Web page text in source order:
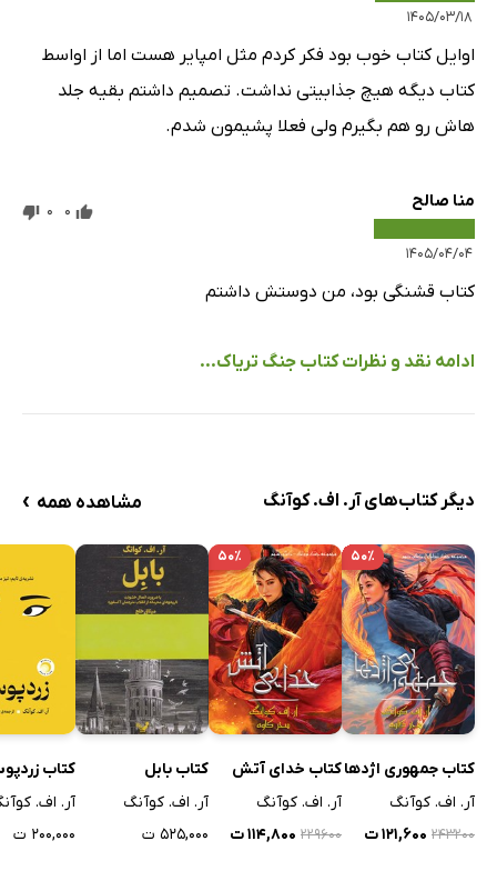
۱۴۰۵/۰۳/۱۸
اوایل کتاب خوب بود فکر کردم مثل امپایر هست اما از اواسط
کتاب دیگه هیچ جذابیتی نداشت. تصمیم داشتم بقیه جلد
هاش رو هم بگیرم ولی فعلا پشیمون شدم.
منا صالح
۱۴۰۵/۰۴/۰۴
0
0
کتاب قشنگی بود، من دوستش داشتم
ادامه نقد و نظرات کتاب جنگ تریاک...
دیگر کتاب‌های آر. اف. کوآنگ مشاهده همه ›
۵۰٪
کتاب جمهوری اژدها
آر. اف. کوآنگ
۲۴۳۲۰۰ ۱۲۱,۶۰۰ ت
۵۰٪
کتاب خدای آتش
آر. اف. کوآنگ
۲۲۹۶۰۰ ۱۱۴,۸۰۰ ت
کتاب بابل
آر. اف. کوآنگ
۵۲۵,۰۰۰ ت
کتاب
آر. اف.
۲۰۰,۰۰۰ ت